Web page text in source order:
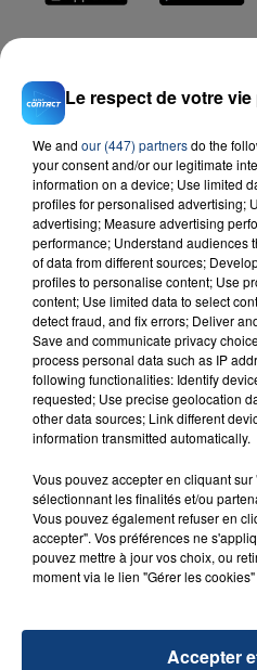
Ete
ADELE
FIL D'ACTU
23 juillet 2026
Un homme s'est immolé
Le respect de votre
We and our (447) partnersdo the
your consent and/or our legitimate
information on a device; Use limited
profiles for personalised advertising;
advertising; Measure advertising
performance; Understand audiences
of data from different sources;
profiles to personalise content; Use
content; Use limited data to select
detect fraud, and fix errors; Deliver
Save and communicate privacy
process personal data such as IP
following functionalities: Identify
requested; Use precise geolocation
other data sources; Link different
information transmitted automatically.
Vous pouvez accepter en cliquant
sélectionnant les finalités et/ou
Vous pouvez également refuser en
accepter". Vos préférences ne
pouvez mettre à jour vos choix, ou
moment via le lien "Gérer les
Accepter